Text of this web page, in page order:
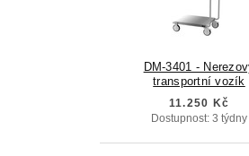
DM-3401 -
transportní vozík
11.250 Kč
Dostupnost: 3 týdny